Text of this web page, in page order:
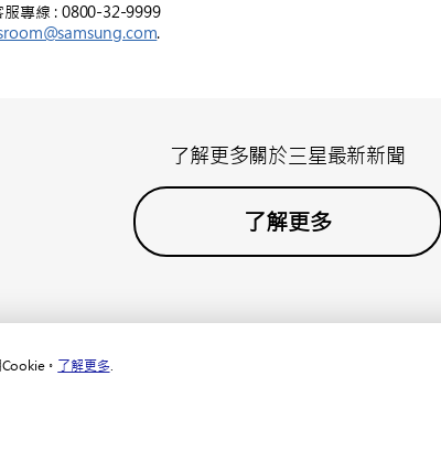
。 了解更多.
專線 : 0800-32-9999
.
了解更多關於三星最新新聞
了解更多